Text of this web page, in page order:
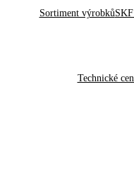
Sortiment výrobků
Technické